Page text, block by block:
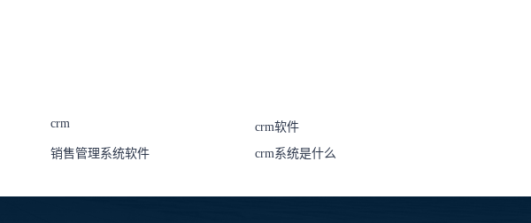
crm
crm软件
销售管理系统软件 crm系统是什么